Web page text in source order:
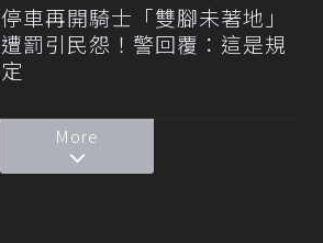
停車再開騎士「雙腳未著地」
遭罰引民怨！警回覆：這是規
定
More